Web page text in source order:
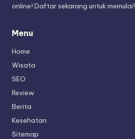
online! Daftar sekarang untuk memulai!
Menu
Home
Wisata
SEO
Review
Berita
Kesehatan
Sitemap